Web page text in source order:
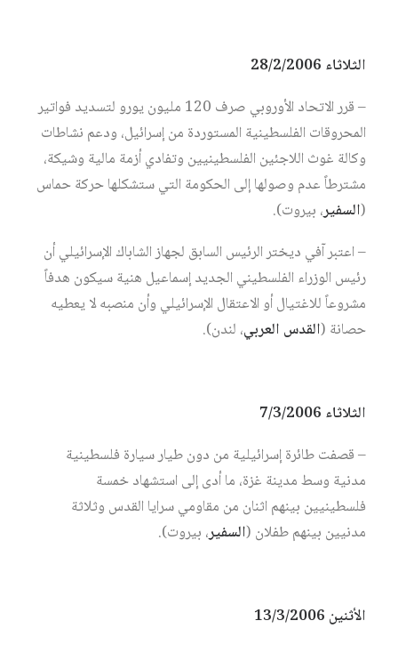
الثلاثاء 28/2/2006
– قرر الاتحاد الأوروبي صرف 120 مليون يورو لتسديد فواتير
المحروقات الفلسطينية المستوردة من إسرائيل، ودعم نشاطات
وكالة غوث اللاجئين الفلسطينيين وتفادي أزمة مالية وشيكة،
مشترطاً عدم وصولها إلى الحكومة التي ستشكلها حركة حماس
(السفير، بيروت).
– اعتبر آفي ديختر الرئيس السابق لجهاز الشاباك الإسرائيلي أن
رئيس الوزراء الفلسطيني الجديد إسماعيل هنية سيكون هدفاً
مشروعاً للاغتيال أو الاعتقال الإسرائيلي وأن منصبه لا يعطيه
حصانة (القدس العربي، لندن).
الثلاثاء 7/3/2006
– قصفت طائرة إسرائيلية من دون طيار سيارة فلسطينية
مدنية وسط مدينة غزة، ما أدى إلى استشهاد خمسة
فلسطينيين بينهم اثنان من مقاومي سرايا القدس وثلاثة
مدنيين بينهم طفلان (السفير، بيروت).
الأثنين 13/3/2006